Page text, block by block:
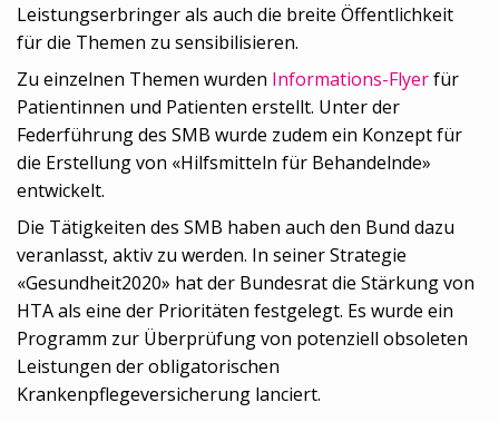
Leistungserbringer als auch die breite Öffentlichkeit
für die Themen zu sensibilisieren.
Zu einzelnen Themen wurden Informations-Flyerfür
Patientinnen und Patienten erstellt. Unter der
Federführung des SMB wurde zudem ein Konzept für
die Erstellung von «Hilfsmitteln für Behandelnde»
entwickelt.
Die Tätigkeiten des SMB haben auch den Bund dazu
veranlasst, aktiv zu werden. In seiner Strategie
«Gesundheit2020» hat der Bundesrat die Stärkung von
HTA als eine der Prioritäten festgelegt. Es wurde ein
Programm zur Überprüfung von potenziell obsoleten
Leistungen der obligatorischen
Krankenpflegeversicherung lanciert.